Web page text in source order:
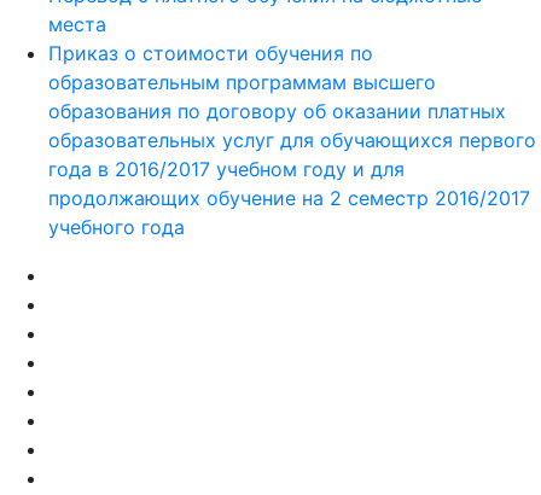
места
Приказ ο стоимости обучения по
образовательным программам высшего
образования по договору об оказании платных
образовательных услуг для обучающихся первого
года в 2016/2017 учебном году и для
продолжающих обучение на 2 семестр 2016/2017
учебного года